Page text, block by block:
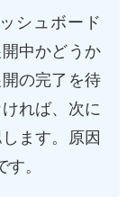
シュボード
中かどうか
の完了を待
れば、次に
ます。原因
。